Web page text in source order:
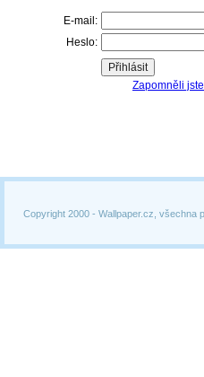
Copyright 2000 - Wallpaper.cz, všechna